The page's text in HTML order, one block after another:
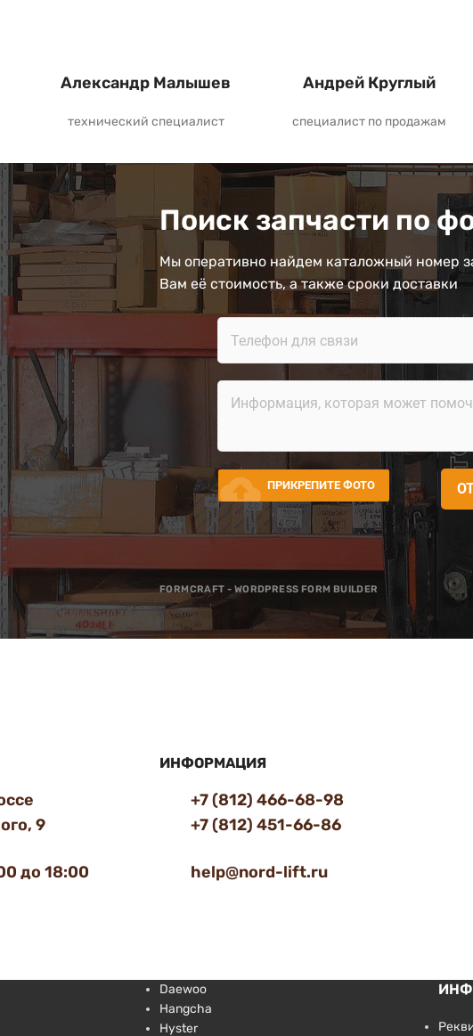
Александр Малышев
технический специалист
Андрей Круглый
специалист по продажам
Поиск запчасти по
Мы оперативно найдем каталожный номер
Вам её стоимость, а также сроки доставки
cloud_upload ПРИКРЕПИТЕ ФОТО
FORMCRAFT - WORDPRESS FORM BUILDER
9
до 18:00
ИНФОРМАЦИЯ
+7 (812) 466-68-98
+7 (812) 451-66-86
help@nord-lift.ru
Daewoo
Hangcha
Hyster